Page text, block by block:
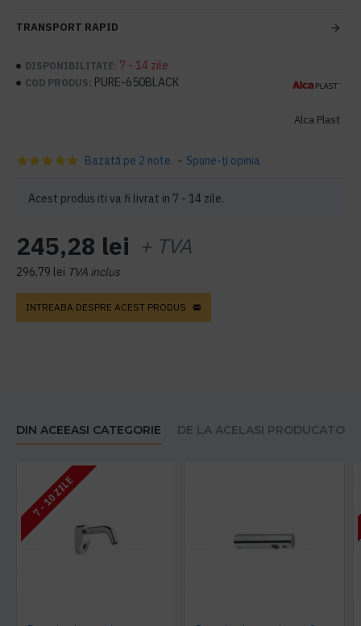
TRANSPORT RAPID
DISPONIBILITATE: 7 - 14 zile
COD PRODUS: PURE-650BLACK
Alca Plast
Acest produs iti va fi livrat in 7 - 14 zile.
Bazată pe 2 note. - Spune-ţi opinia
245,28 lei + TVA
296,79 lei TVA inclus
INTREABA DESPRE ACEST PRODUS
DIN ACEEASI CATEGORIE DE LA ACELASI PRODUCATOR
7 - 10 ZILE